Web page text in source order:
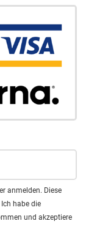
anmelden. Diese
habe die
und akzeptiere